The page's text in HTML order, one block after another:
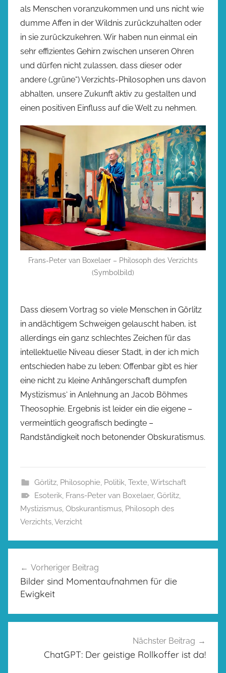
als Menschen voranzukommen und uns nicht wie
dumme Affen in der Wildnis zurückzuhalten oder
in sie zurückzukehren. Wir haben nun einmal ein
sehr effizientes Gehirn zwischen unseren Ohren
und dürfen nicht zulassen, dass dieser oder
andere („grüne“) Verzichts-Philosophen uns davon
abhalten, unsere Zukunft aktiv zu gestalten und
einen positiven Einfluss auf die Welt zu nehmen.
Frans-Peter van Boxelaer – Philosoph des Verzichts
(Symbolbild)
Dass diesem Vortrag so viele Menschen in Görlitz
in andächtigem Schweigen gelauscht haben, ist
allerdings ein ganz schlechtes Zeichen für das
intellektuelle Niveau dieser Stadt, in der ich mich
entschieden habe zu leben: Offenbar gibt es hier
eine nicht zu kleine Anhängerschaft dumpfen
Mystizismus‘ in Anlehnung an Jacob Böhmes
Theosophie. Ergebnis ist leider ein die eigene –
vermeintlich geografisch bedingte –
Randständigkeit noch betonender Obskuratismus.
Görlitz, Philosophie, Politik, Texte, Wirtschaft
Esoterik, Frans-Peter van Boxelaer, Görlitz,
Mystizismus Obskurantismus Philosoph des
Verzichts Verzicht
Vorheriger Beitrag
Bilder sind Momentaufnahmen für die
Ewigkeit
Nächster Beitrag
ChatGPT: Der geistige Rollkoffer ist da!